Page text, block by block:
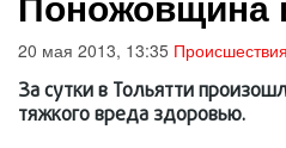
20 мая 2013, 13:35 Происшествия
За сутки в Тольятти
тяжкого вреда здоровью.